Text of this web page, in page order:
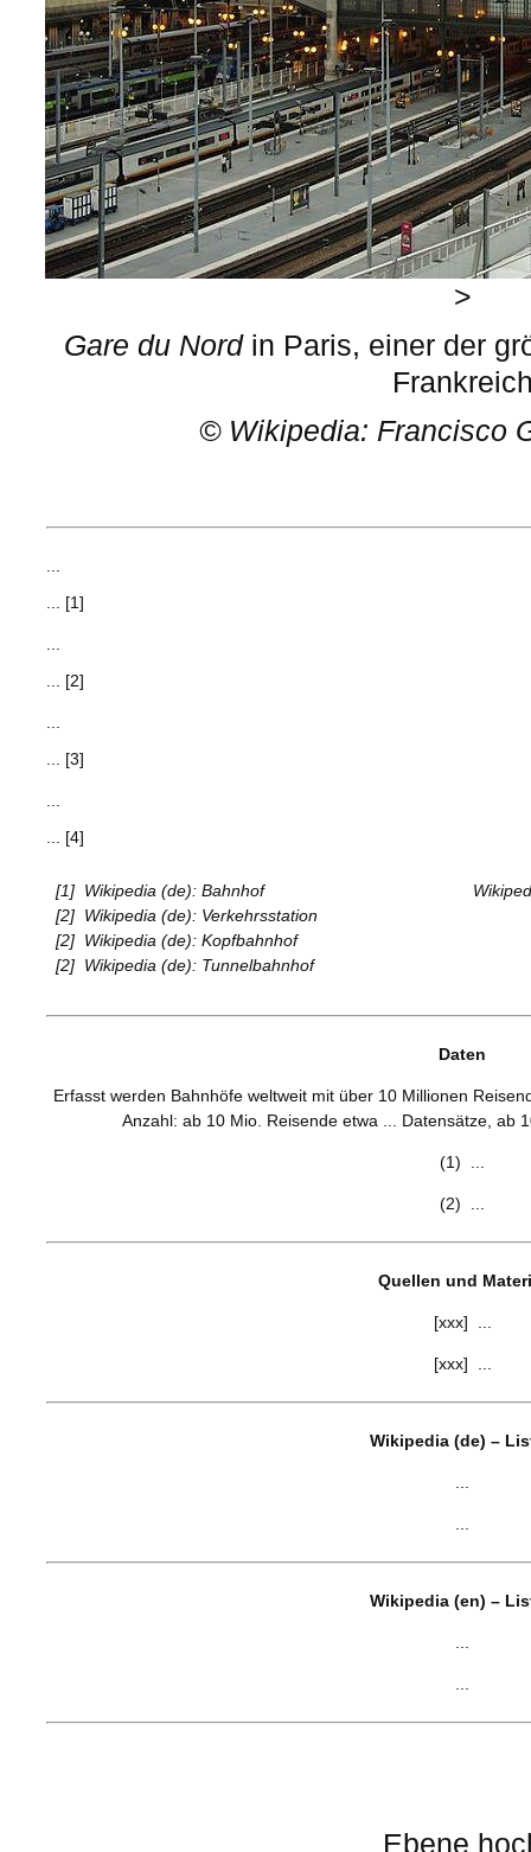
>
Gare du Nordin Paris, einer der
© Wikipedia: Francisco
... [1]
... [2]
... [3]
... [4]
[1] Wikipedia (de): Bahnhof
[2] Wikipedia (de): Verkehrsstation
[2] Wikipedia (de): Kopfbahnhof
[2] Wikipedia (de): Tunnelbahnhof
Daten
Erfasst werden Bahnhöfe weltweit mit über 10 Millionen
Anzahl: ab 10 Mio. Reisende etwa ... Datensätze, ab
(1) ...
(2) ...
Quellen und
[xxx] ...
[xxx] ...
Wikipedia (de) –
Wikipedia (en) –
Ebene